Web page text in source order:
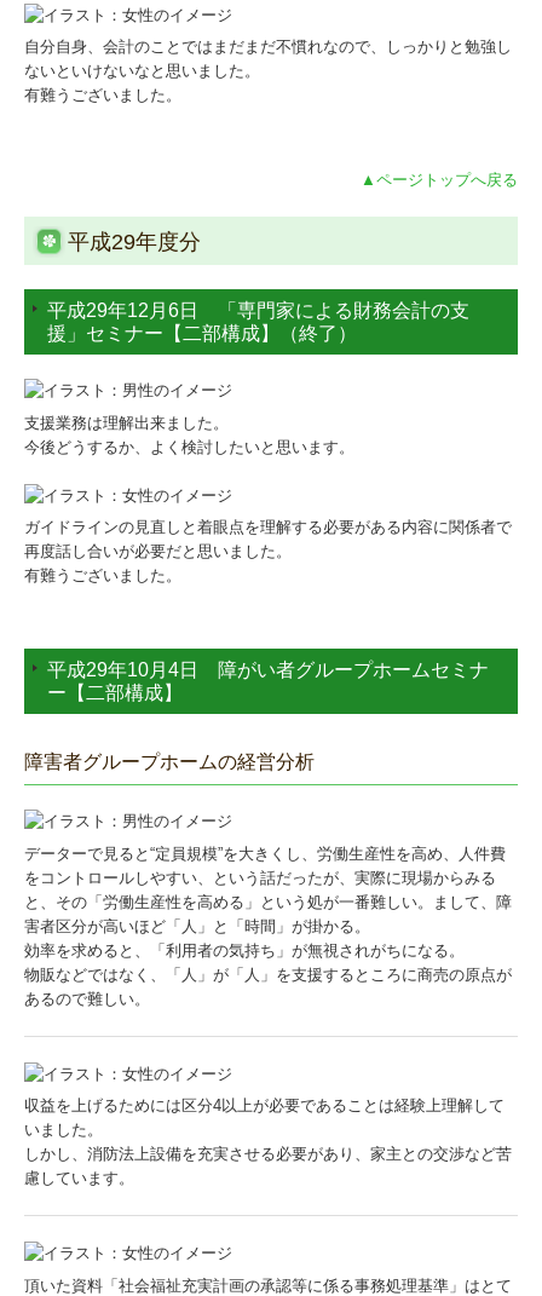
源泉所得税改正
自分自身、会計のことではまだまだ不慣れなので、しっかりと勉強し
ないといけないなと思いました。
有難うございました。
▲ページトップへ戻る
平成29年度分
平成29年12月6日 「専門家による財務会計の支
援」セミナー【二部構成】（終了）
支援業務は理解出来ました。
今後どうするか、よく検討したいと思います。
ガイドラインの見直しと着眼点を理解する必要がある内容に関係者で
再度話し合いが必要だと思いました。
有難うございました。
平成29年10月4日 障がい者グループホームセミナ
ー【二部構成】
障害者グループホームの経営分析
データーで見ると“定員規模”を大きくし、労働生産性を高め、人件費
をコントロールしやすい、という話だったが、実際に現場からみる
と、その「労働生産性を高める」という処が一番難しい。まして、障
害者区分が高いほど「人」と「時間」が掛かる。
効率を求めると、「利用者の気持ち」が無視されがちになる。
物販などではなく、「人」が「人」を支援するところに商売の原点が
あるので難しい。
収益を上げるためには区分4以上が必要であることは経験上理解して
いました。
しかし、消防法上設備を充実させる必要があり、家主との交渉など苦
慮しています。
頂いた資料「社会福祉充実計画の承認等に係る事務処理基準」はとて